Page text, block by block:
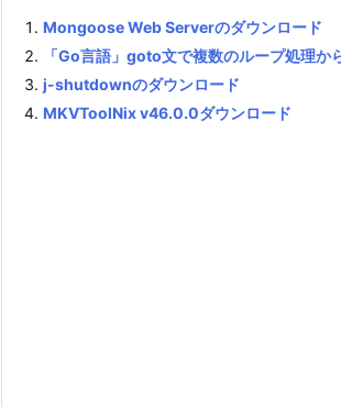
Mongoose Web Serverのダウンロード
「Go言語」goto文で複数のループ処理か
j-shutdownのダウンロード
MKVToolNix v46.0.0ダウンロード